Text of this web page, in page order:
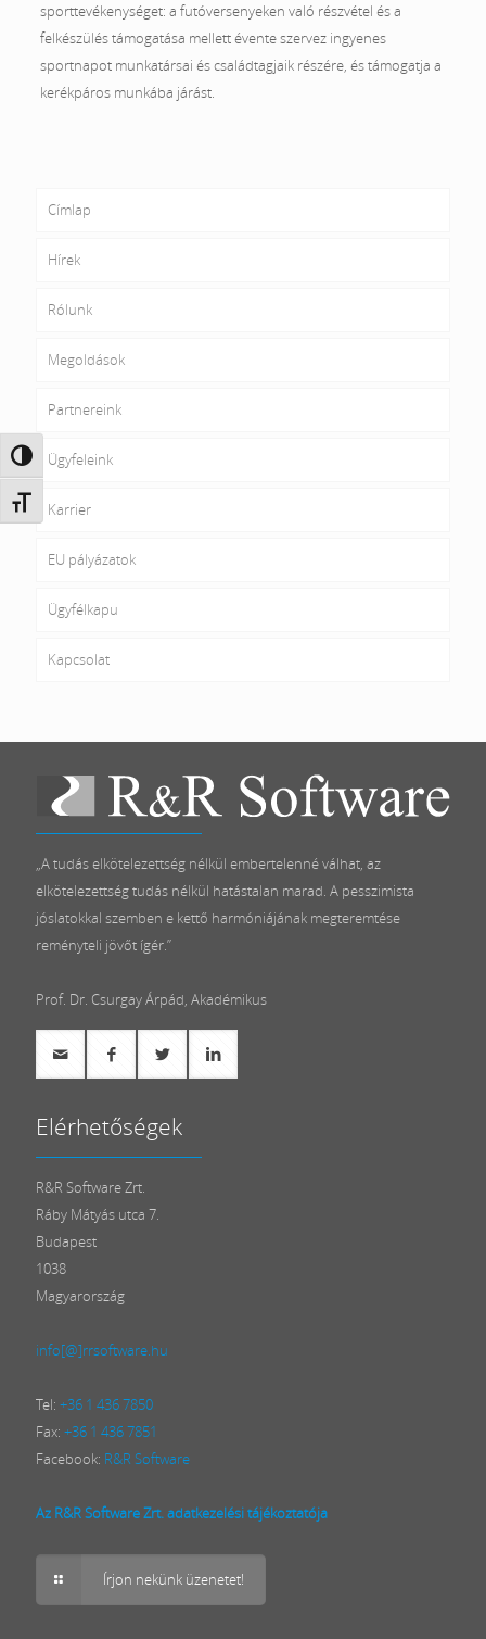
Nagy kontraszt váltása
Betűméret váltása
sporttevékenységet: a futóversenyeken való részvétel és a
felkészülés támogatása mellett évente szervez ingyenes
sportnapot munkatársai és családtagjaik részére, és támogatja a
kerékpáros munkába járást.
Címlap
Hírek
Rólunk
Megoldások
Partnereink
Ügyfeleink
Karrier
EU pályázatok
Ügyfélkapu
Kapcsolat
„A tudás elkötelezettség nélkül embertelenné válhat, az
elkötelezettség tudás nélkül hatástalan marad. A pesszimista
jóslatokkal szemben e kettő harmóniájának megteremtése
reményteli jövőt ígér.”
Prof. Dr. Csurgay Árpád, Akadémikus
Elérhetőségek
R&R Software Zrt.
Ráby Mátyás utca 7.
Budapest
1038
Magyarország
info[@]rrsoftware.hu
Tel: +36 1 436 7850
Fax: +36 1 436 7851
Facebook: R&R Software
Az R&R Software Zrt. adatkezelési tájékoztatója
Írjon nekünk üzenetet!